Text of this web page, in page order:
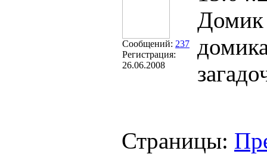
Сообщений: 237
Регистрация:
26.06.2008
Домик
Страницы: